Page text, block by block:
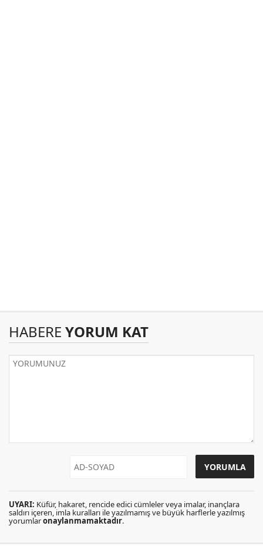
HABERE YORUM KAT
UYARI: Küfür, hakaret, rencide edici cümleler veya imalar, inançlara
saldırı içeren, imla kuralları ile yazılmamış ve büyük harflerle yazılmış
yorumlaronaylanmamaktadır.